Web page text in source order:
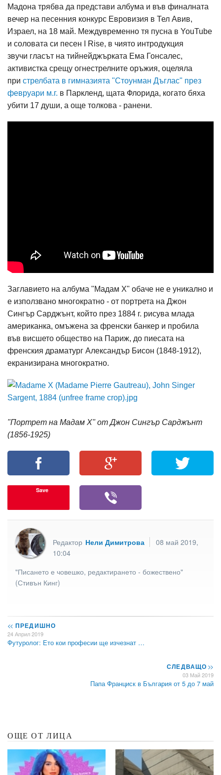
Мадона трябва да представи албума и във финалната
вечер на песенния конкурс Евровизия в Тел Авив,
Израел, на 18 май. Междувременно тя пусна в YouTube
и соловата си песен I Rise, в чиято интродукция
звучи гласът на тийнейджърката Ема Гонсалес,
активистка срещу огнестрелните оръжия, оцеляла
при стрелбата в гимназията "Стоунман Дъглас" през
февруари м.г. в Паркленд, щата Флорида, когато бяха
убити 17 души, а още толкова - ранени.
Заглавието на албума "Мадам Х" обаче не е уникално и
е използвано многократно - от портрета на Джон
Сингър Сарджънт, който през 1884 г. рисува млада
американка, омъжена за френски банкер и пробила
във висшето общество на Париж, до пиесата на
френския драматург Александър Бисон (1848-1912),
екранизирана многократно.
"Портрет на Мадам Х" от Джон Сингър Сарджънт
(1856-1925)
Save
Редактор Нели Димитрова
08 май 2019,
10:04
"Писането е човешко, редактирането - божествено"
(Стивън Кинг)
<< ПРЕДИШНО
24 Април 2019
Футуролог: Ето кои професии ще изчезнат …
СЛЕДВАЩО>>
03 Май 2019
Папа Франциск в България от 5 до 7 май
ОЩЕ ОТ ЛИЦА